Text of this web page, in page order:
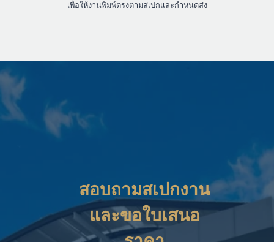
เพื่อให้งานพิมพ์ตรงตามสเปกและกำหนดส่ง
สอบถามสเปกงาน
และขอใบเสนอ